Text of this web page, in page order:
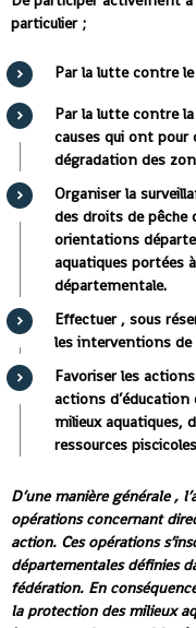
particulier ;
Par la lutte contre
Par la lutte contre
causes qui ont pour
dégradation des
Organiser la
des droits de pêche
orientations
aquatiques portées
départementale.
Effectuer , sous
les interventions de
Favoriser les
actions
milieux aquatiques,
ressources
D’une manière générale ,
opérations concernant
action. Ces opérations
départementales définies
fédération. En
la protection des milieux